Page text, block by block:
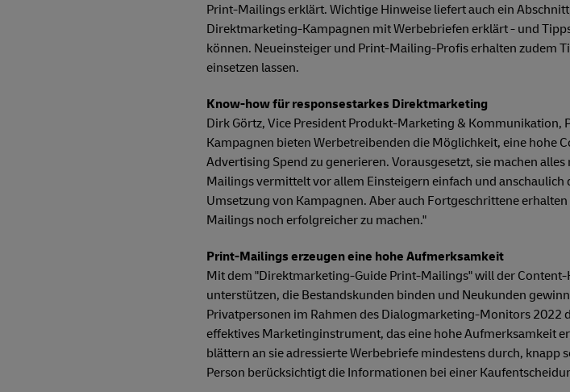
Print-Mailings erklärt. Wichtige Hinweise liefert auch ein
Direktmarketing-Kampagnen mit Werbebriefen erklärt - und
können. Neueinsteiger und Print-Mailing-Profis erhalten zudem
einsetzen lassen.
Know-how für responsestarkes Direktmarketing
Dirk Görtz, Vice President Produkt-Marketing & Kommunikation,
Kampagnen bieten Werbetreibenden die Möglichkeit, eine hohe
Advertising Spend zu generieren. Vorausgesetzt, sie machen
Mailings vermittelt vor allem Einsteigern einfach und
Umsetzung von Kampagnen. Aber auch Fortgeschrittene
Mailings noch erfolgreicher zu machen."
Print-Mailings erzeugen eine hohe Aufmerksamkeit
Mit dem "Direktmarketing-Guide Print-Mailings" will der
unterstützen, die Bestandskunden binden und Neukunden
Privatpersonen im Rahmen des Dialogmarketing-Monitors 2022
effektives Marketinginstrument, das eine hohe Aufmerksamkeit
blättern an sie adressierte Werbebriefe mindestens durch, knapp
Person berücksichtigt die Informationen bei einer